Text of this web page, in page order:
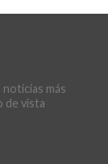
más
de vista